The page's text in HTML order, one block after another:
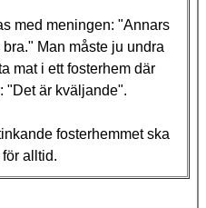
med meningen: "Annars
Man måste ju undra
mat i ett fosterhem där
"Det är kväljande".
fosterhemmet ska
alltid.